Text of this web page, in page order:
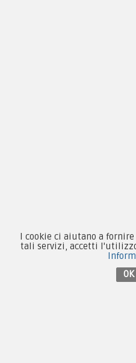
I cookie ci aiutano a
tali servizi, accetti
OK